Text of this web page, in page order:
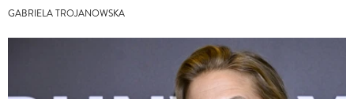
GABRIELA TROJANOWSKA